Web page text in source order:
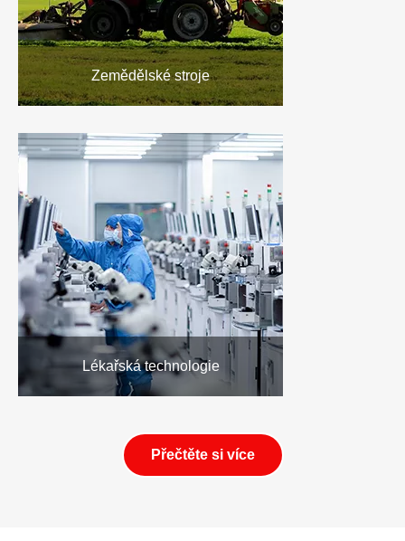
Zemědělské stroje
Lékařská technologie
Přečtěte si více